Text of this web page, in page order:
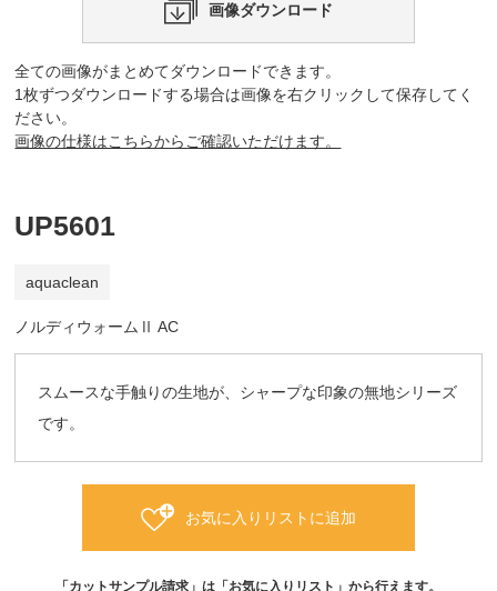
画像ダウンロード
全ての画像がまとめてダウンロードできます。
1枚ずつダウンロードする場合は画像を右クリックして保存してく
ださい。
画像の仕様はこちらからご確認いただけます。
UP5601
aquaclean
ノルディウォームⅡ AC
スムースな手触りの生地が、シャープな印象の無地シリーズ
です。
お気に入りリストに追加
「カットサンプル請求」は「 お気に入りリスト 」から行えます。